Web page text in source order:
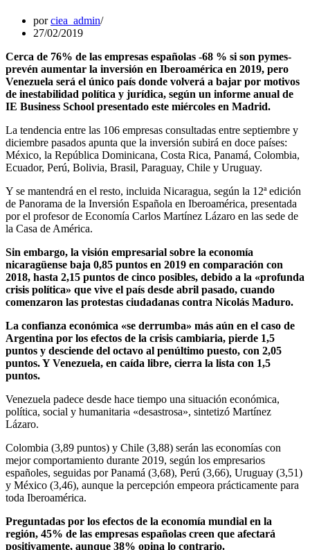
porciea_admin
27/02/2019
Cerca de 76% de las empresas españolas -68 % si son pymes-
prevén aumentar la inversión en Iberoamérica en 2019, pero
Venezuela será el único país donde volverá a bajar por motivos
de inestabilidad política y jurídica, según un informe anual de
IE Business School presentado este miércoles en Madrid.
La tendencia entre las 106 empresas consultadas entre septiembre y
diciembre pasados apunta que la inversión subirá en doce países:
México, la República Dominicana, Costa Rica, Panamá, Colombia,
Ecuador, Perú, Bolivia, Brasil, Paraguay, Chile y Uruguay.
Y se mantendrá en el resto, incluida Nicaragua, según la 12ª edición
de Panorama de la Inversión Española en Iberoamérica, presentada
por el profesor de Economía Carlos Martínez Lázaro en las sede de
la Casa de América.
Sin embargo, la visión empresarial sobre la economía
nicaragüense baja 0,85 puntos en 2019 en comparación con
2018, hasta 2,15 puntos de cinco posibles, debido a la «profunda
crisis política» que vive el país desde abril pasado, cuando
comenzaron las protestas ciudadanas contra Nicolás Maduro.
La confianza económica «se derrumba» más aún en el caso de
Argentina por los efectos de la crisis cambiaria, pierde 1,5
puntos y desciende del octavo al penúltimo puesto, con 2,05
puntos. Y Venezuela, en caída libre, cierra la lista con 1,5
puntos.
Venezuela padece desde hace tiempo una situación económica,
política, social y humanitaria «desastrosa», sintetizó Martínez
Lázaro.
Colombia (3,89 puntos) y Chile (3,88) serán las economías con
mejor comportamiento durante 2019, según los empresarios
españoles, seguidas por Panamá (3,68), Perú (3,66), Uruguay (3,51)
y México (3,46), aunque la percepción empeora prácticamente para
toda Iberoamérica.
Preguntadas por los efectos de la economía mundial en la
región, 45% de las empresas españolas creen que afectará
positivamente, aunque 38% opina lo contrario.